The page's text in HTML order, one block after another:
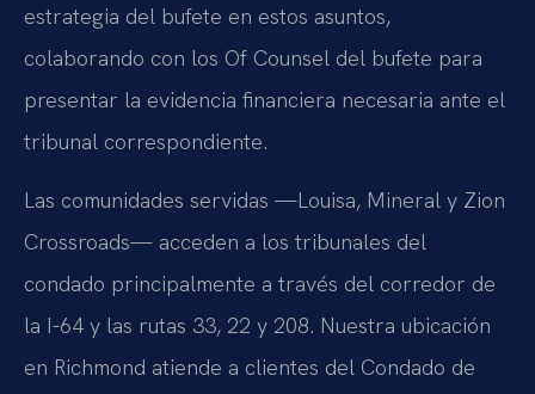
estrategia del bufete en estos asuntos,
colaborando con los Of Counsel del bufete para
presentar la evidencia financiera necesaria ante el
tribunal correspondiente.
Las comunidades servidas —Louisa, Mineral y Zion
Crossroads— acceden a los tribunales del
condado principalmente a través del corredor de
la I-64 y las rutas 33, 22 y 208. Nuestra ubicación
en Richmond atiende a clientes del Condado de